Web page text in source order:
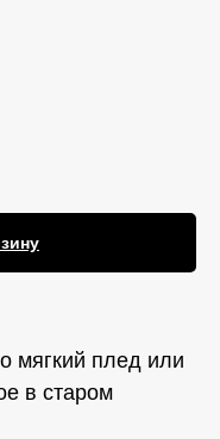
мягкий плед или
в старом